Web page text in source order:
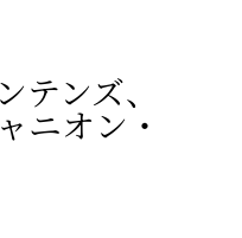
テンズ、​
ニオン・​